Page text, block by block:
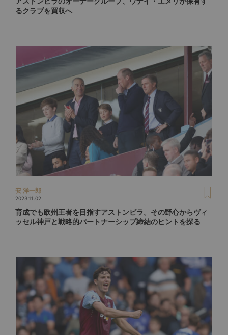
るクラブを買収へ
安 洋一郎
2023.11.02
育成でも欧州王者を目指すアストンビラ。その野心からヴィ
ッセル神戸と戦略的パートナーシップ締結のヒントを探る